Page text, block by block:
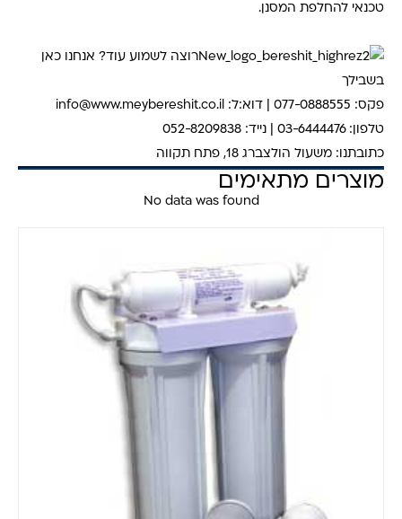
טכנאי להחלפת המסנן.
רוצה לשמוע עוד? אנחנו כאן
בשבילך
פקס: דוא:ל:
טלפון:03-6444476 נייד:
כתובתנו: משעול הולצברג 18, פתח תקווה
מוצרים מתאימים
No data was found